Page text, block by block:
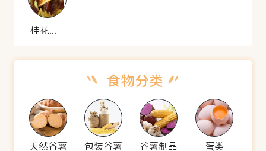
桂花蹄筋
天然谷薯 包装谷薯 谷薯制品 蛋类